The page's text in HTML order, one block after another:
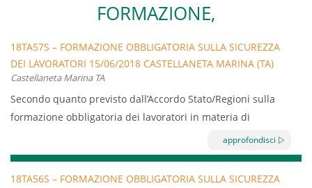
FORMAZIONE,
18TA57S – FORMAZIONE OBBLIGATORIA SULLA SICUREZZA
DEI LAVORATORI 15/06/2018 CASTELLANETA MARINA (TA)
Castellaneta Marina TA
Secondo quanto previsto dall’Accordo Stato/Regioni sulla
formazione obbligatoria dei lavoratori in materia di
sicurezza e salute sul lavoro, viene sancito l’obbligo di
sottoporre a formazione tutti i lavoratori.
Il corso, che prevede 8 ore divise in 4 ore di formazione
approfondisci
18TA56S – FORMAZIONE OBBLIGATORIA SULLA SICUREZZA